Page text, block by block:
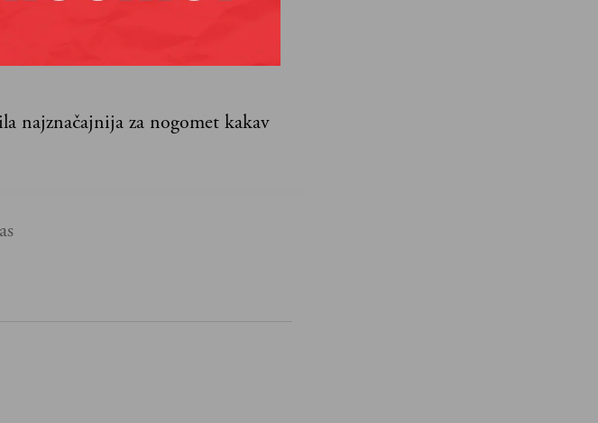
i Francea Footballa. Oni su
za najbolje igrače i 1956. je
najznačajnija za nogomet kakav